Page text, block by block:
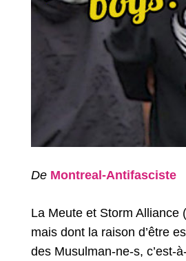
De Montreal-Antifasciste
La Meute et Storm Alliance
mais dont la raison d’être
des Musulman-ne-s, c’est-